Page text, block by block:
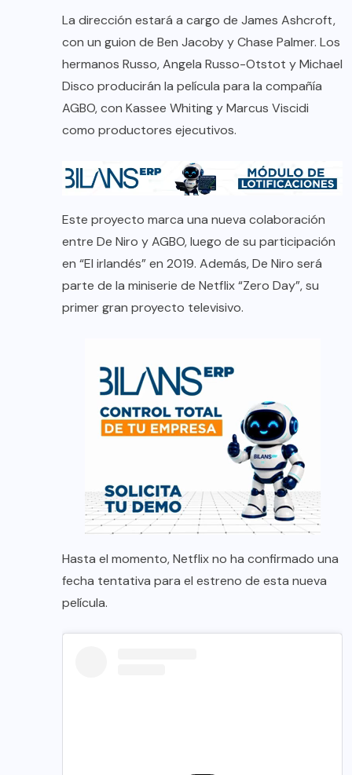
La dirección estará a cargo de James Ashcroft,
con un guion de Ben Jacoby y Chase Palmer. Los
hermanos Russo, Angela Russo-Otstot y Michael
Disco producirán la película para la compañía
AGBO, con Kassee Whiting y Marcus Viscidi
como productores ejecutivos.
Este proyecto marca una nueva colaboración
entre De Niro y AGBO, luego de su participación
en “El irlandés” en 2019. Además, De Niro será
parte de la miniserie de Netflix “Zero Day”, su
primer gran proyecto televisivo.
Hasta el momento, Netflix no ha confirmado una
fecha tentativa para el estreno de esta nueva
película.